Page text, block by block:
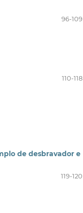
96-109
110-118
de desbravador e
119-120